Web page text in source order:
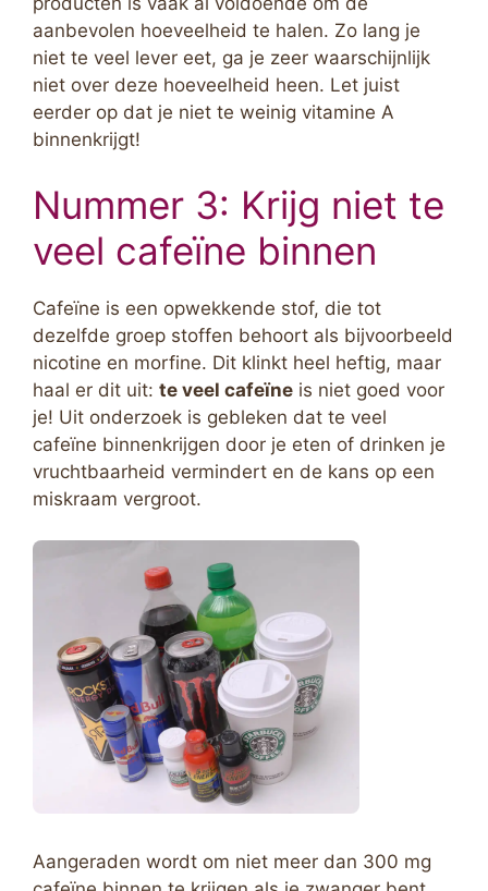
aanbevolen hoeveelheid te halen. Zo lang je
niet te veel lever eet, ga je zeer waarschijnlijk
niet over deze hoeveelheid heen. Let juist
eerder op dat je niet te weinig vitamine A
binnenkrijgt!
Nummer 3: Krijg niet te
veel cafeïne binnen
Cafeïne is een opwekkende stof, die tot
dezelfde groep stoffen behoort als bijvoorbeeld
nicotine en morfine. Dit klinkt heel heftig, maar
haal er dit uit: te veel cafeïne is niet goed voor
je! Uit onderzoek is gebleken dat te veel
cafeïne binnenkrijgen door je eten of drinken je
vruchtbaarheid vermindert en de kans op een
miskraam vergroot.
Aangeraden wordt om niet meer dan 300 mg